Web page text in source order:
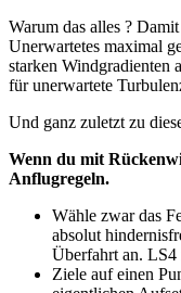
Warum das alles ?
Unerwartetes maximal
starken Windgradienten
für unerwartete
Und ganz zuletzt zu
Wenn du mit
Anflugregeln.
Wähle zwar das
absolut
Überfahrt an.
Ziele auf einen